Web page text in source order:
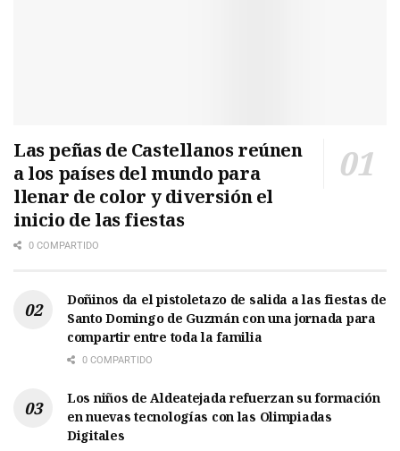
Las peñas de Castellanos reúnen
a los países del mundo para
llenar de color y diversión el
inicio de las fiestas
0 COMPARTIDO
Doñinos da el pistoletazo de salida a las fiestas de
Santo Domingo de Guzmán con una jornada para
compartir entre toda la familia
0 COMPARTIDO
Los niños de Aldeatejada refuerzan su formación
en nuevas tecnologías con las Olimpiadas
Digitales